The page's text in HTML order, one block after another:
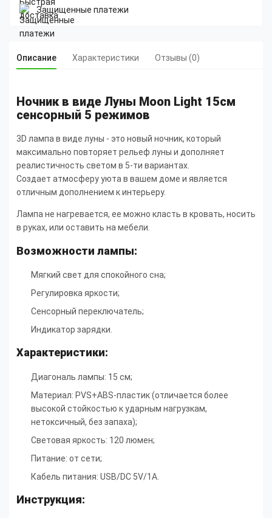
Защищенные платежи
Описание Характеристики Отзывы (0)
Ночник в виде Луны Moon Light 15см
сенсорный 5 режимов
3D лампа в виде луны - это новый ночник, который
максимально повторяет рельеф луны и дополняет
реалистичность светом в 5-ти вариантах.
Создает атмосферу уюта в вашем доме и является
отличным дополнением к интерьеру.
Лампа не нагревается, ее можно класть в кровать, носить
в руках, или оставить на мебели.
Возможности лампы:
Мягкий свет для спокойного сна;
Регулировка яркости;
Сенсорный переключатель;
Индикатор зарядки.
Характеристики:
Диагональ лампы: 15 см;
Материал: PVS+ABS-пластик (отличается более
высокой стойкостью к ударным нагрузкам,
нетоксичный, без запаха);
Световая яркость: 120 люмен;
Питание: от сети;
Кабель питания: USB/DC 5V/1A.
Инструкция: